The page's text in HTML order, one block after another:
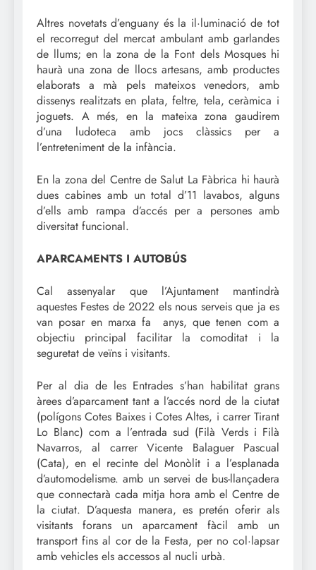
Altres novetats d’enguany és la il·luminació de tot
el recorregut del mercat ambulant amb garlandes
de llums; en la zona de la Font dels Mosques hi
haurà una zona de llocs artesans, amb productes
elaborats a mà pels mateixos venedors, amb
dissenys realitzats en plata, feltre, tela, ceràmica i
joguets. A més, en la mateixa zona gaudirem
d’una ludoteca amb jocs clàssics per a
l’entreteniment de la infància.
En la zona del Centre de Salut La Fàbrica hi haurà
dues cabines amb un total d’11 lavabos, alguns
d’ells amb rampa d’accés per a persones amb
diversitat funcional.
APARCAMENTS I AUTOBÚS
Cal assenyalar que l’Ajuntament mantindrà
aquestes Festes de 2022 els nous serveis que ja es
van posar en marxa fa anys, que tenen com a
objectiu principal facilitar la comoditat i la
seguretat de veïns i visitants.
Per al dia de les Entrades s’han habilitat grans
àrees d’aparcament tant a l’accés nord de la ciutat
(polígons Cotes Baixes i Cotes Altes, i carrer Tirant
Lo Blanc) com a l’entrada sud (Filà Verds i Filà
Navarros, al carrer Vicente Balaguer Pascual
(Cata), en el recinte del Monòlit i a l’esplanada
d’automodelisme. amb un servei de bus-llançadera
que connectarà cada mitja hora amb el Centre de
la ciutat. D’aquesta manera, es pretén oferir als
visitants forans un aparcament fàcil amb un
transport fins al cor de la Festa, per no col·lapsar
amb vehicles els accessos al nucli urbà.